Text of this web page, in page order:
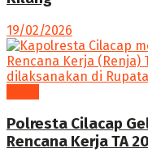
19/02/2026
Polresta Cilacap
Rencana Kerja TA